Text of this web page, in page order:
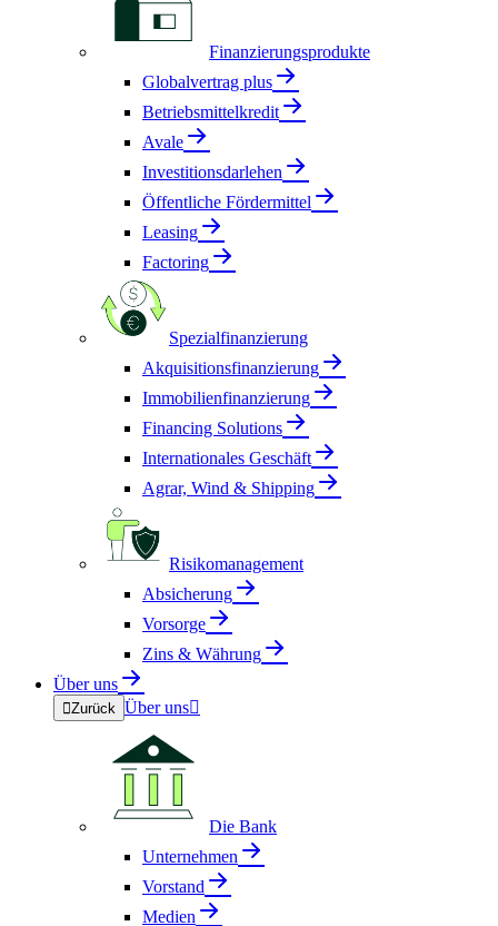
Finanzierungsprodukte
Globalvertrag plus
Betriebsmittelkredit
Avale
Investitionsdarlehen
Öffentliche Fördermittel
Leasing
Factoring
Spezialfinanzierung
Akquisitionsfinanzierung
Immobilienfinanzierung
Financing Solutions
Internationales Geschäft
Agrar, Wind & Shipping
Risikomanagement
Absicherung
Vorsorge
Zins & Währung
Über uns
Zurück Über uns
Die Bank
Unternehmen
Vorstand
Medien